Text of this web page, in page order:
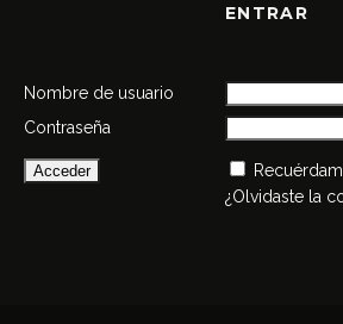
ENTRAR
Nombre de usuario
Contraseña
¿Olvidaste la